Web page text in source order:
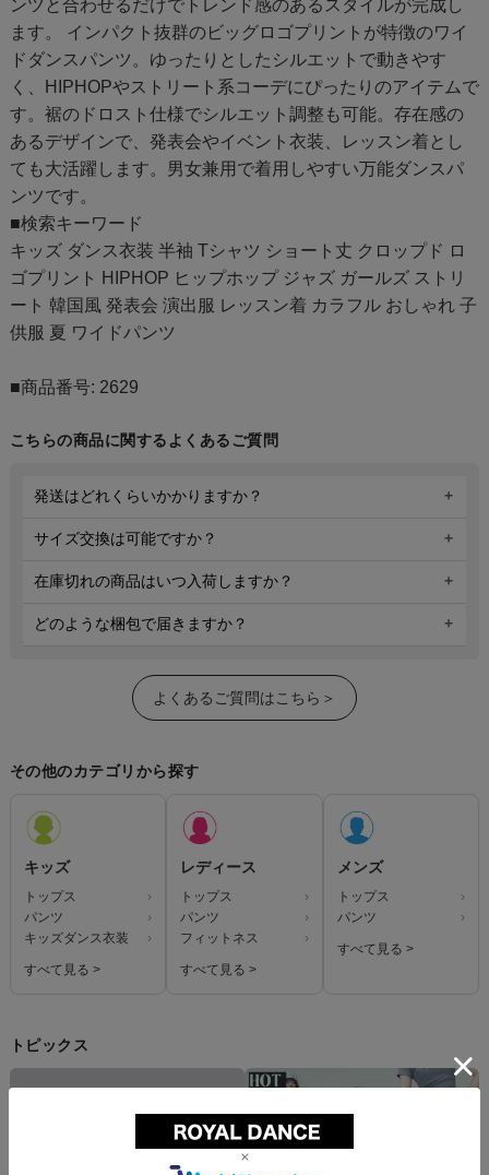
ンツと合わせるだけでトレンド感のあるスタイルが完成し
ます。 インパクト抜群のビッグロゴプリントが特徴のワイ
ドダンスパンツ。ゆったりとしたシルエットで動きやす
く、HIPHOPやストリート系コーデにぴったりのアイテムで
す。裾のドロスト仕様でシルエット調整も可能。存在感の
あるデザインで、発表会やイベント衣装、レッスン着とし
ても大活躍します。男女兼用で着用しやすい万能ダンスパ
ンツです。
■検索キーワード
キッズ ダンス衣装 半袖 Tシャツ ショート丈 クロップド ロ
ゴプリント HIPHOP ヒップホップ ジャズ ガールズ ストリ
ート 韓国風 発表会 演出服 レッスン着 カラフル おしゃれ 子
供服 夏 ワイドパンツ
■商品番号: 2629
こちらの商品に関するよくあるご質問
発送はどれくらいかかりますか？
サイズ交換は可能ですか？
在庫切れの商品はいつ入荷しますか？
どのような梱包で届きますか？
よくあるご質問はこちら＞
その他のカテゴリから探す
キッズ
トップス
パンツ
キッズダンス衣装
すべて見る >
レディース
トップス
パンツ
フィットネス
すべて見る >
メンズ
トップス
パンツ
すべて見る >
トピックス